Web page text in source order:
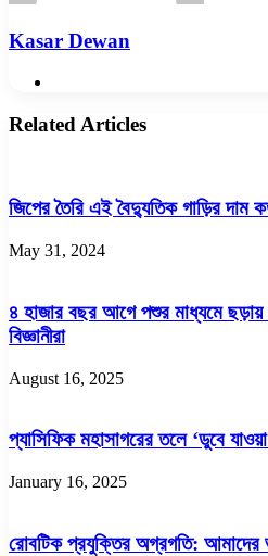
Kasar Dewan
Related Articles
জিপের তৈরি এই বৈদ্যুতিক গাড়ির দাম
May 31, 2024
৪ হাজার বছর আগে পশুর মাধ্যমে ছড়ায়
বিজ্ঞানীরা
August 16, 2025
প্যাসিফিক মহাসাগরের তলে ‘ডুবে
January 16, 2025
রোবটিক প্রযুক্তির অগ্রগতি: আমাদের